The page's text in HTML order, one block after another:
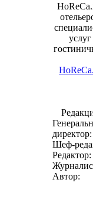
директор:
Шеф-
Редактор:
Автор: